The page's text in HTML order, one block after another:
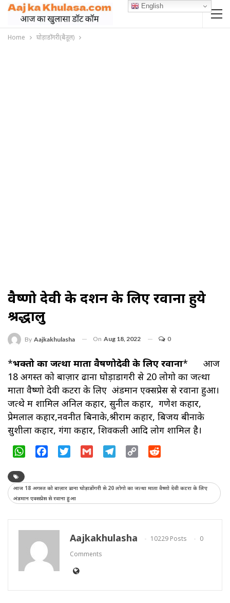
Home घोड़ाडोंगरी(बैतूल)
वैष्णो देवी के दर्शन के लिए रवाना हुये
श्रद्धालु
By Aajkakhulasha On Aug 18, 2022 0
*भक्तो का जत्था माता वैषणोदेवी के लिए रवाना* आज
18 अगस्त को बाज़ार ढाना घोड़ाडोंगरी से 20 लोगो का जत्था
माता वैष्णो देवी कटरा के लिए अंडमान एक्सप्रेस से रवाना हुआ।
जत्थे में शामिल अनिल कहार, सुनील कहार, गणेश कहार,
प्रेमलाल कहार,नवनीत बिनाके,श्रीराम कहार, बिजय बीनाके
सुशीला कहार, गंगा कहार, शिवकली आदि लोग शामिल है।
WhatsAppFacebookTwitter Gmail Telegram
Copy
आज 18 अगस्त को बाज़ार ढाना घोड़ाडोंगरी से 20 लोगो का जत्था माता वैष्णो देवी कटरा के लिए
अंडमान एक्सप्रेस से रवाना हुआ
Aajkakhulasha 10229 Posts
0
Comments
English